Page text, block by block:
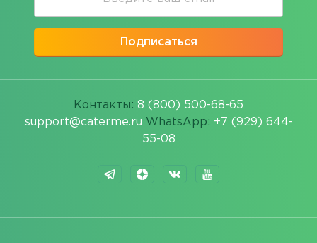
Подписаться
Контакты: 8 (800) 500-68-65
support@caterme.ru WhatsApp: +7 (929) 644-
55-08